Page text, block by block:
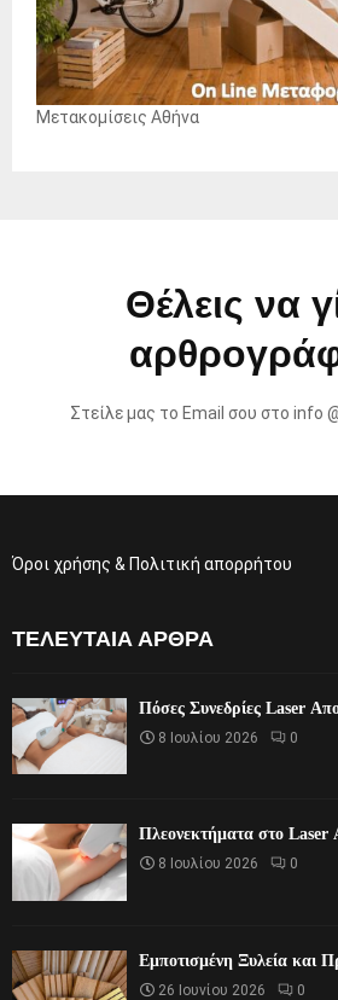
Μετακομίσεις Αθήνα
Θέλεις να
Στείλε μας το Email σου στο info
Όροι χρήσης & Πολιτική απορρήτου
ΤΕΛΕΥΤΑΊΑ ΆΡΘΡΑ
Πόσες Συνεδρίες Laser
8 Ιουλίου 2026 0
Πλεονεκτήματα στο Laser
8 Ιουλίου 2026 0
Εμποτισμένη Ξυλεία και
26 Ιουνίου 2026 0